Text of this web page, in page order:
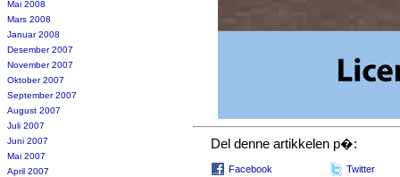
Mai 2008
Mars 2008
Januar 2008
Desember 2007
November 2007
Oktober 2007
September 2007
August 2007
Juli 2007
Juni 2007
Mai 2007
April 2007
Del denne artikkelen p�:
Facebook Twitter